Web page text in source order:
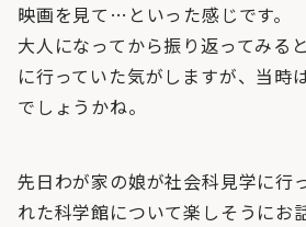
映画を見て…といった感じです。
大人になってから振り返ってみる
に行っていた気がしますが、当時
でしょうかね。
先日わが家の娘が社会科見学に行
れた科学館について楽しそうにお